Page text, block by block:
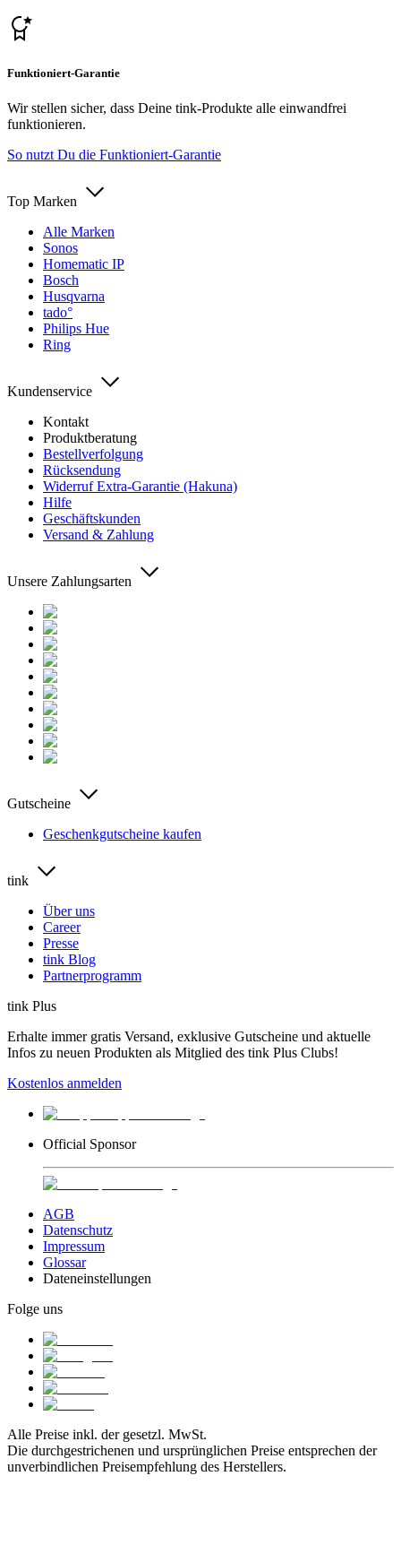
Funktioniert-Garantie
Wir stellen sicher, dass Deine tink-Produkte alle einwandfrei
funktionieren.
So nutzt Du die Funktioniert-Garantie
Top Marken
Alle Marken
Sonos
Homematic IP
Bosch
Husqvarna
tado°
Philips Hue
Ring
Kundenservice
Kontakt
Produktberatung
Bestellverfolgung
Rücksendung
Widerruf Extra-Garantie (Hakuna)
Hilfe
Geschäftskunden
Versand & Zahlung
Unsere Zahlungsarten
Gutscheine
Geschenkgutscheine kaufen
tink
Über uns
Career
Presse
tink Blog
Partnerprogramm
tink Plus
Erhalte immer gratis Versand, exklusive Gutscheine und aktuelle
Infos zu neuen Produkten als Mitglied des tink Plus Clubs!
Kostenlos anmelden
Official Sponsor
AGB
Datenschutz
Impressum
Glossar
Dateneinstellungen
Folge uns
Alle Preise inkl. der gesetzl. MwSt.
Die durchgestrichenen und ursprünglichen Preise entsprechen der
unverbindlichen Preisempfehlung des Herstellers.